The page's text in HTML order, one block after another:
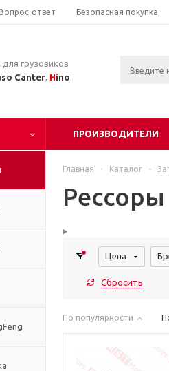
ответ Безопасная покупка
для грузовиков
Canter, Hino
ПРОИЗВОДИТЕЛИ
Главная - Каталог -
Цена
Сбросить
По популярности